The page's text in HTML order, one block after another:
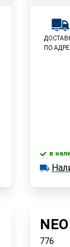
ПО
в
в
NEO
776